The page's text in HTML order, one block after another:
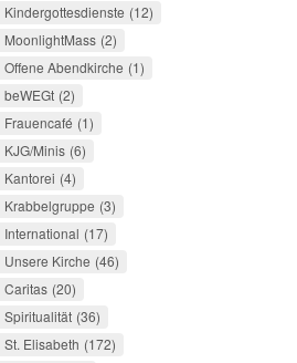
Kindergottesdienste 12
MoonlightMass 2
Offene Abendkirche 1
beWEGt 2
Frauencafé 1
KJG/Minis 6
Kantorei 4
Krabbelgruppe 3
International 17
Unsere Kirche 46
Caritas 20
Spiritualität 36
St. Elisabeth 172